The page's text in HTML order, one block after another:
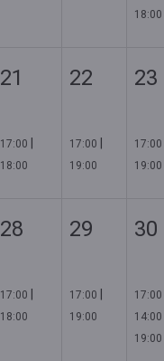
18:00
21
17:00
18:00
22
17:00
19:00
23
17:00
19:00
28
17:00
18:00
29
17:00
19:00
30
17:00
14:00
19:00